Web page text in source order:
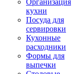
Организация
кухни
Посуда для
сервировки
Кухонные
расходники
Формы для
выпечки